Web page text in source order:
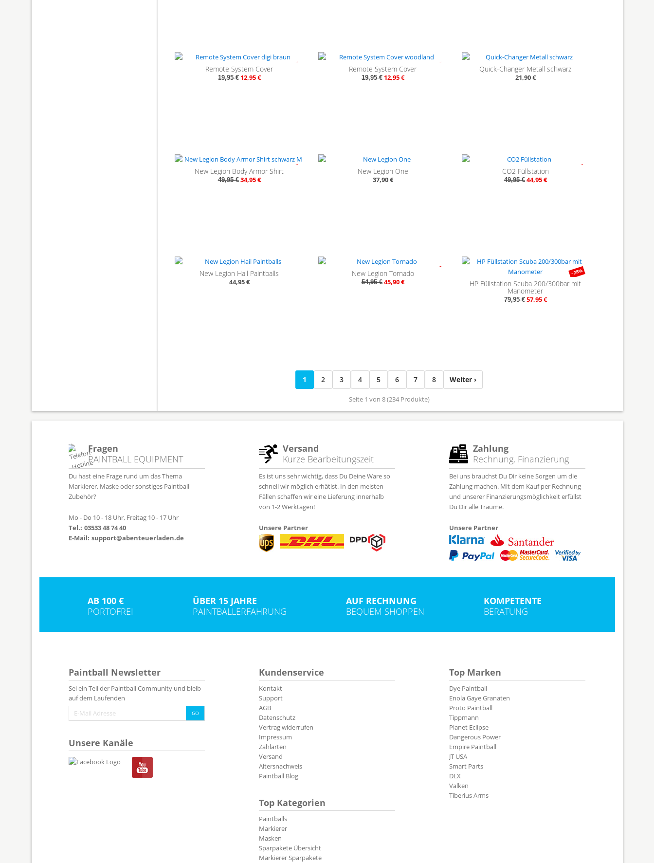
Remote System Cover
19,95 €12,95 €
Remote System Cover
19,95 €12,95 €
Quick-Changer Metall schwarz
21,90 €
New Legion Body Armor Shirt
49,95 €34,95 €
New Legion One
37,90 €
CO2 Füllstation
49,95 €44,95 €
New Legion Hail Paintballs
44,95 €
New Legion Tornado
54,95 €45,90 €
- 28%
HP Füllstation Scuba 200/300bar mit
Manometer
79,95 €57,95 €
1 2 3 4 5 6 7 8 Weiter ›
Seite 1 von 8 (234 Produkte)
Fragen
PAINTBALL EQUIPMENT
Du hast eine Frage rund um das Thema
Markierer, Maske oder sonstiges Paintball
Zubehör?
Mo - Do 10 - 18 Uhr, Freitag 10 - 17 Uhr
Tel.: 03533 48 74 40
E-Mail: support@abenteuerladen.de
Versand
Kurze Bearbeitungszeit
Es ist uns sehr wichtig, dass Du Deine Ware so
schnell wir möglich erhätlst. In den meisten
Fällen schaffen wir eine Lieferung innerhalb
von 1-2 Werktagen!
Unsere Partner
Zahlung
Rechnung, Finanzierung
Bei uns brauchst Du Dir keine Sorgen um die
Zahlung machen. Mit dem Kauf per Rechnung
und unserer Finanzierungsmöglichkeit erfüllst
Du Dir alle Träume.
Unsere Partner
AB 100 €
PORTOFREI
ÜBER 15 JAHRE
PAINTBALLERFAHRUNG
AUF RECHNUNG
BEQUEM SHOPPEN
KOMPETENTE
BERATUNG
Paintball Newsletter
Sei ein Teil der Paintball Community und bleib
auf dem Laufenden
Unsere Kanäle
Kundenservice
Kontakt
Support
AGB
Datenschutz
Vertrag widerrufen
Impressum
Zahlarten
Versand
Altersnachweis
Paintball Blog
Top Kategorien
Paintballs
Markierer
Masken
Sparpakete Übersicht
Markierer Sparpakete
Top Marken
Dye Paintball
Enola Gaye Granaten
Proto Paintball
Tippmann
Planet Eclipse
Dangerous Power
Empire Paintball
JT USA
Smart Parts
DLX
Valken
Tiberius Arms